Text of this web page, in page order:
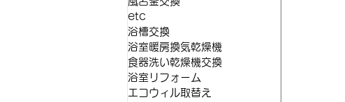
etc
浴槽交換
浴室暖房換気乾燥機
食器洗い乾燥機交換
浴室リフォーム
エコウィル取替え